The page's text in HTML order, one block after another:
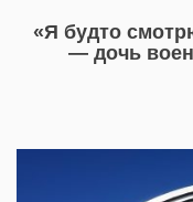
«Я будто
— дочь